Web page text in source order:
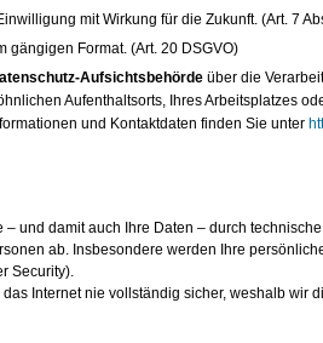
mit Wirkung für die Zukunft. (Art. 7
gängigen Format. (Art. 20 DSGVO)
Aufsichtsbehörde über die
Aufenthaltsorts, Ihres Arbeitsplatzes
und Kontaktdaten finden Sie unter
und damit auch Ihre Daten – durch
ab. Insbesondere werden Ihre
Security).
Internet nie vollständig sicher, weshalb wir